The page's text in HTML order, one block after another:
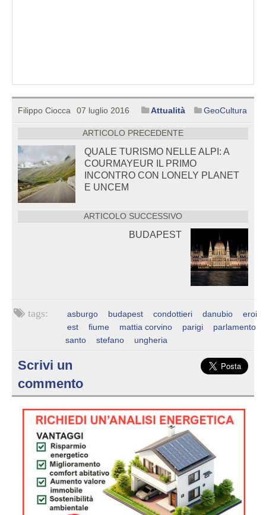
Filippo Ciocca 07 luglio 2016 Attualità GeoCultura
ARTICOLO PRECEDENTE
QUALE TURISMO NELLE ALPI: A
COURMAYEUR IL PRIMO
INCONTRO CON LONELY PLANET
E UNCEM
ARTICOLO SUCCESSIVO
BUDAPEST
asburgo budapest condottieri danubio
eroi
est
fiume mattia corvino parigi
parlamento
santo
stefano ungheria
Scrivi un
commento